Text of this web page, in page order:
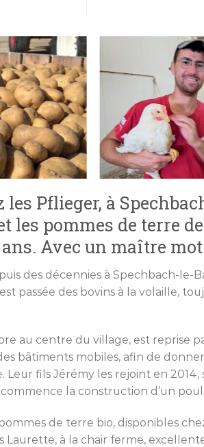
Pflieger, à
les pommes de terre
Avec un maître
des décennies à Spechbach-le-
passée des bovins à la volaille,
au centre du village, est reprise
bâtiments mobiles, afin de
fils Jérémy les rejoint en
la construction d’un
de terre bio, disponibles
à la chair ferme,